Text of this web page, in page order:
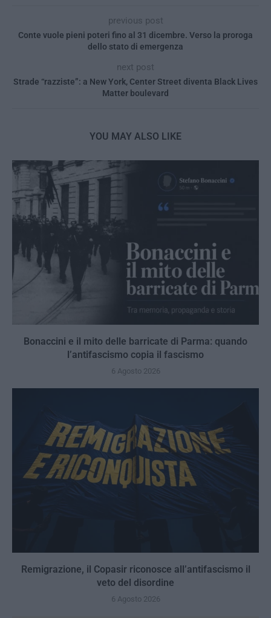
previous post
Conte vuole pieni poteri fino al 31 dicembre. Verso la proroga
dello stato di emergenza
next post
Strade “razziste”: a New York, Center Street diventa Black Lives
Matter boulevard
YOU MAY ALSO LIKE
Bonaccini e il mito delle barricate di Parma: quando
l’antifascismo copia il fascismo
6 Agosto 2026
Remigrazione, il Copasir riconosce all’antifascismo il
veto del disordine
6 Agosto 2026